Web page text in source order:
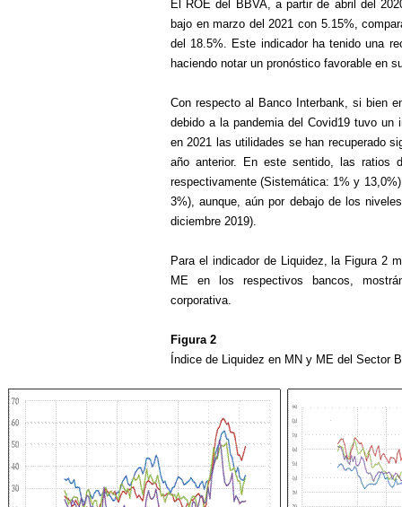
El ROE del BBVA, a partir de abril del
bajo en marzo del 2021 con 5.15%,
del 18.5%. Este indicador ha tenido una
haciendo notar un pronóstico favorable en
Con respecto al Banco Interbank, si bien
debido a la pandemia del Covid19 tuvo
en 2021 las utilidades se han recuperado
año anterior. En este sentido, las ratios
respectivamente (Sistemática: 1% y
3%), aunque, aún por debajo de los
diciembre 2019).
Para el indicador de Liquidez, la Figura 2
ME en los respectivos bancos,
corporativa.
Figura 2
Índice de Liquidez en MN y ME del Sector